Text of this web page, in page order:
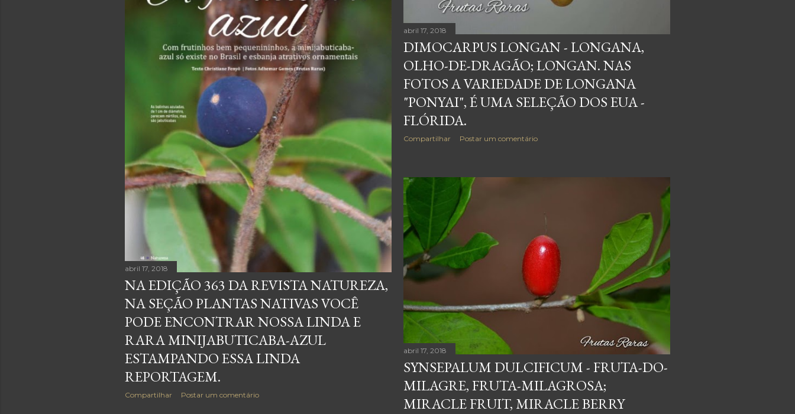
abril 17, 2018
DIMOCARPUS LONGAN - LONGANA,
OLHO-DE-DRAGÃO; LONGAN. NAS
FOTOS A VARIEDADE DE LONGANA
"PONYAI", É UMA SELEÇÃO DOS EUA -
FLÓRIDA.
Compartilhar Postar um comentário
abril 17, 2018
NA EDIÇÃO 363 DA REVISTA NATUREZA,
NA SEÇÃO PLANTAS NATIVAS VOCÊ
PODE ENCONTRAR NOSSA LINDA E
RARA MINIJABUTICABA-AZUL
ESTAMPANDO ESSA LINDA
REPORTAGEM.
Compartilhar Postar um comentário
abril 17, 2018
SYNSEPALUM DULCIFICUM - FRUTA-DO-
MILAGRE, FRUTA-MILAGROSA;
MIRACLE FRUIT, MIRACLE BERRY